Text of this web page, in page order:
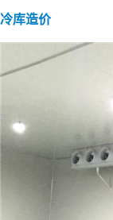
冷库造价